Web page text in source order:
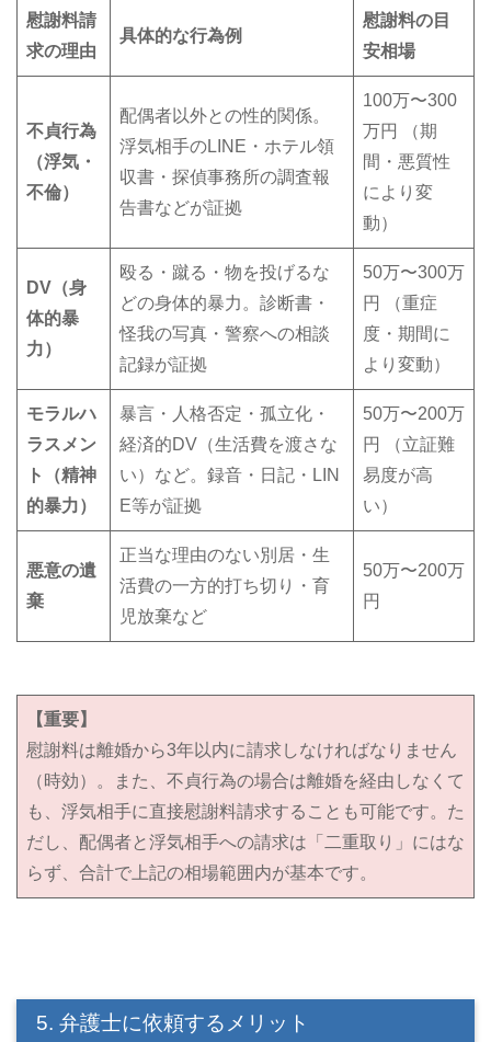
慰謝料請
求の理由
具体的な行為例
慰謝料の目
安相場
不貞行為
（浮気・
不倫）
配偶者以外との性的関係。
浮気相手のLINE・ホテル領
収書・探偵事務所の調査報
告書などが証拠
100万〜300
万円 （期
間・悪質性
により変
動）
DV （身
体的暴
力）
殴る・蹴る・物を投げるな
どの身体的暴力。診断書・
怪我の写真・警察への相談
記録が証拠
50万〜300万
円 （重症
度・期間に
より変動）
モラルハ
ラスメン
ト（精神
的暴力）
暴言・人格否定・孤立化・
経済的DV（生活費を渡さな
い）など。録音・日記・LIN
E等が証拠
50万〜200万
円 （立証難
易度が高
い）
悪意の遺
棄
正当な理由のない別居・生
活費の一方的打ち切り・育
児放棄など
50万〜200万
円
【重要】
慰謝料は離婚から3年以内に請求しなければなりません
（時効）。また、不貞行為の場合は離婚を経由しなくて
も、浮気相手に直接慰謝料請求することも可能です。た
だし、配偶者と浮気相手への請求は「二重取り」にはな
らず、合計で上記の相場範囲内が基本です。
5. 弁護士に依頼するメリット